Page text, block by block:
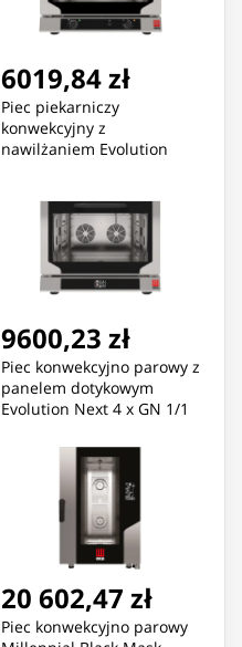
6019,84 zł
Piec piekarniczy
konwekcyjny z
nawilżaniem Evolution
9600,23 zł
Piec konwekcyjno parowy z
panelem dotykowym
Evolution Next 4 x GN 1/1
20 602,47 zł
Piec konwekcyjno parowy